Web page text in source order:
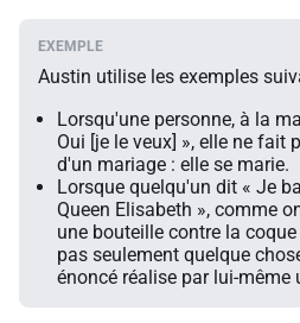
Austin utilise les exemples
Lorsqu'une personne, à la
Oui [je le veux] », elle ne fait
d'un mariage : elle se marie.
Lorsque quelqu'un dit « Je
Queen Elisabeth », comme
une bouteille contre la
pas seulement quelque
énoncé réalise par lui-même